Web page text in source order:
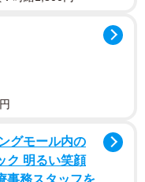
これまでの雰囲気を
熱狂している。
グモール内の
ク 明るい笑顔
事務スタッフを